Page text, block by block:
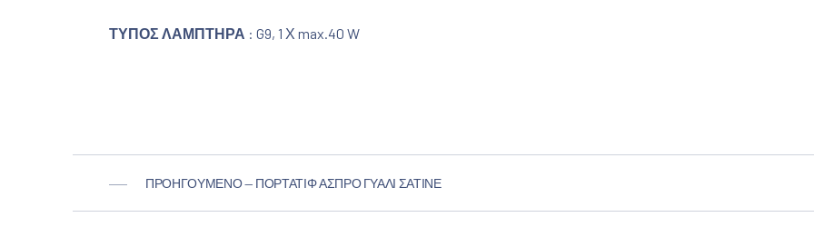
ΤΥΠΟΣ ΛΑΜΠΤΗΡΑ : G9, 1 Χ max.40 W
ΠΡΟΗΓΟΎΜΕΝΟ — ΠΟΡΤΑΤΊΦ ΆΣΠΡΟ ΓΥΑΛΊ ΣΑΤΙΝΈ